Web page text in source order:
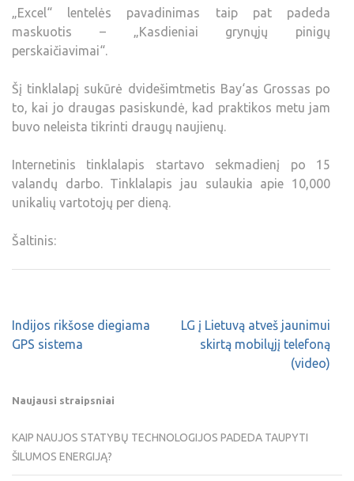
„Excel“ lentelės pavadinimas taip pat padeda
maskuotis – „Kasdieniai grynųjų pinigų
perskaičiavimai“.
Šį tinklalapį sukūrė dvidešimtmetis Bay‘as Grossas po
to, kai jo draugas pasiskundė, kad praktikos metu jam
buvo neleista tikrinti draugų naujienų.
Internetinis tinklalapis startavo sekmadienį po 15
valandų darbo. Tinklalapis jau sulaukia apie 10,000
unikalių vartotojų per dieną.
Šaltinis:
Indijos rikšose diegiama
GPS sistema
LG į Lietuvą atveš jaunimui
skirtą mobilųjį telefoną
(video)
Naujausi straipsniai
KAIP NAUJOS STATYBŲ TECHNOLOGIJOS PADEDA TAUPYTI
ŠILUMOS ENERGIJĄ?